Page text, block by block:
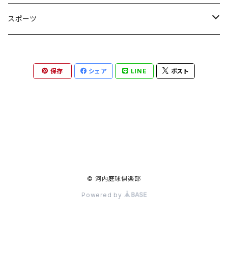
スポーツ
インソール
保存 シェア LINE ポスト
© 河内庭球倶楽部
Powered by